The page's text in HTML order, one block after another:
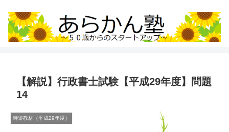
【解説】行政書士試験【平成29年度】問題
14
時短教材（平成29年度）